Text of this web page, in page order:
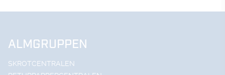
ALMGRUPPEN
SKROTCENTRALEN